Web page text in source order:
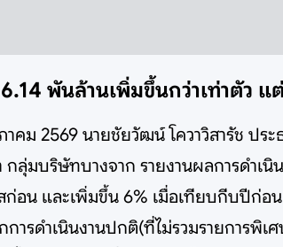
6.14 พันล้านเพิ่มขึ้นกว่าเท่าตั
คม 2569 นายชัยวัฒน์ โควาวิสารัช ป
มบริษัทบางจาก รายงานผลการดำเนิ
อน และเพิ่มขึ้น 6% เมื่อเทียบกีบปีก่
รดำเนินงานปกติ(ที่ไม่รวมรายการพิเ